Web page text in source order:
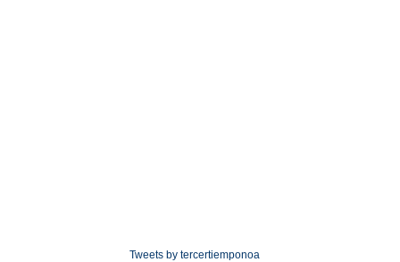
Tweets by tercertiemponoa